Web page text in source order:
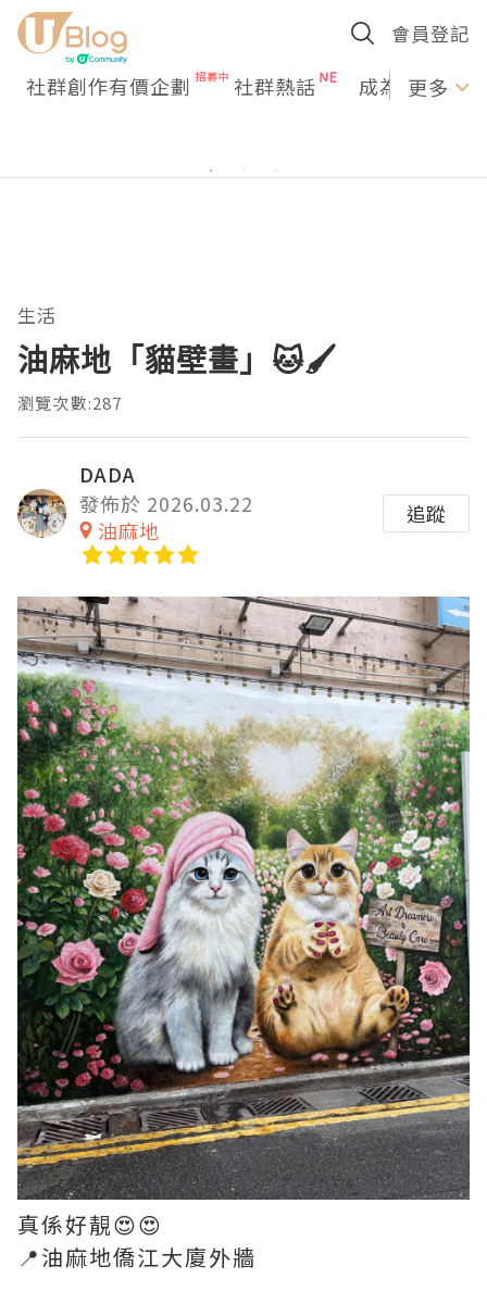
會員登記
社群創作有價企劃 社群熱話 成為U更多
生活
油麻地「貓壁畫」🐱🖌️
瀏覽次數:287
DADA
發佈於 2026.03.22
油麻地
追蹤
真係好靚😍😍
📍油麻地僑江大廈外牆